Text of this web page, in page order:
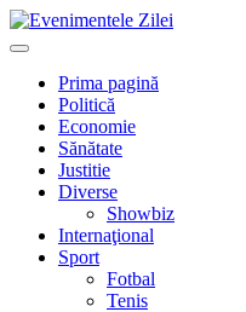
Mergi
la
Primary
Prima pagină
Politică
Economie
Sănătate
Justitie
Diverse
Showbiz
Internaţional
Sport
Fotbal
Tenis